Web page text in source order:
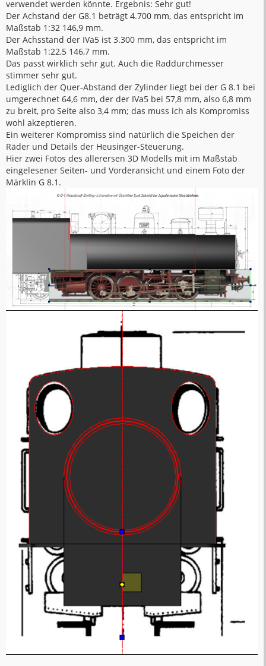
verwendet werden könnte. Ergebnis: Sehr gut!
Der Achstand der G8.1 beträgt 4.700 mm, das entspricht im
Maßstab 1:32 146,9 mm.
Der Achsstand der IVa5 ist 3.300 mm, das entspricht im
Maßstab 1:22,5 146,7 mm.
Das passt wirklich sehr gut. Auch die Raddurchmesser
stimmer sehr gut.
Lediglich der Quer-Abstand der Zylinder liegt bei der G 8.1 bei
umgerechnet 64,6 mm, der der IVa5 bei 57,8 mm, also 6,8 mm
zu breit, pro Seite also 3,4 mm; das muss ich als Kompromiss
wohl akzeptieren.
Ein weiterer Kompromiss sind natürlich die Speichen der
Räder und Details der Heusinger-Steuerung.
Hier zwei Fotos des allerersen 3D Modells mit im Maßstab
eingelesener Seiten- und Vorderansicht und einem Foto der
Märklin G 8.1.